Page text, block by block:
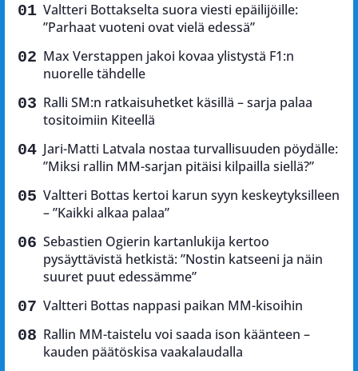
Valtteri Bottakselta suora viesti epäilijöille:
”Parhaat vuoteni ovat vielä edessä”
Max Verstappen jakoi kovaa ylistystä F1:n
nuorelle tähdelle
Ralli SM:n ratkaisuhetket käsillä – sarja palaa
tositoimiin Kiteellä
Jari-Matti Latvala nostaa turvallisuuden pöydälle:
”Miksi rallin MM-sarjan pitäisi kilpailla siellä?”
Valtteri Bottas kertoi karun syyn keskeytyksilleen
– ”Kaikki alkaa palaa”
Sebastien Ogierin kartanlukija kertoo
pysäyttävistä hetkistä: ”Nostin katseeni ja näin
suuret puut edessämme”
Valtteri Bottas nappasi paikan MM-kisoihin
Rallin MM-taistelu voi saada ison käänteen –
kauden päätöskisa vaakalaudalla